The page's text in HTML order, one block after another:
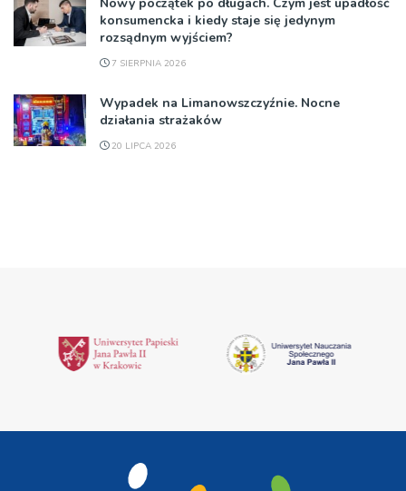
konsumencka i kiedy staje się jedynym
rozsądnym wyjściem?
7 SIERPNIA 2026
Wypadek na Limanowszczyźnie. Nocne
działania strażaków
20 LIPCA 2026